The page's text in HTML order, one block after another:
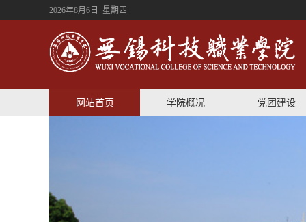
2026年8月6日 星期四
网站首页 学院概况 党团建设